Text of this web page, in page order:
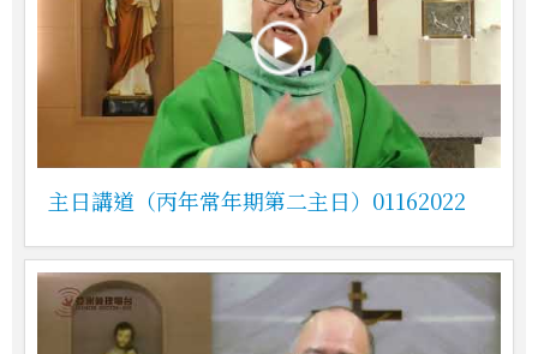
主日講道（丙年常年期第二主日）01162022